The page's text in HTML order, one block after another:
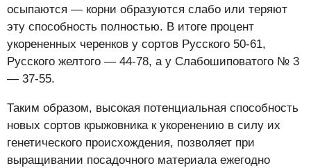
осыпаются — корни образуются слабо или теряют
эту способность полностью. В итоге процент
укорененных черенков у сортов Русского 50-61,
Русского желтого — 44-78, а у Слабошиповатого № 3
— 37-55.
Таким образом, высокая потенциальная способность
новых сортов крыжовника к укоренению в силу их
генетического происхождения, позволяет при
выращивании посадочного материала ежегодно